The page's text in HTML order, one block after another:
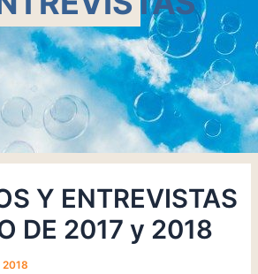
Y ENTREVISTAS
DE 2017 y 2018